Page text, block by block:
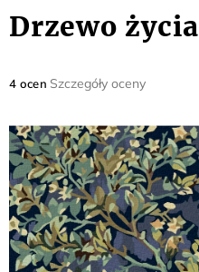
Drzewo życia
Średnia
wynosi
5,0
na
5
gwiazdek.
4 ocen Szczegóły oceny